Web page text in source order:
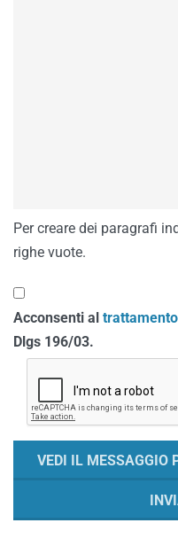
Per creare dei paragrafi
righe vuote.
Acconsenti al
Dlgs 196/03.